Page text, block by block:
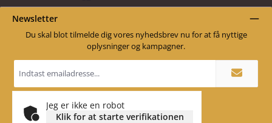
Newsletter
Du skal blot tilmelde dig vores nyhedsbrev nu for at få nyttige
oplysninger og kampagner.
Email
adresse
Jeg er ikke en robot
Klik for at starte verifikationen